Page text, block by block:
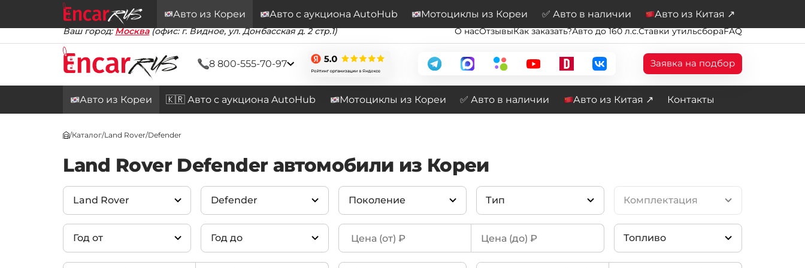
Подписывайтесь на наш канал
Ваш город:Москва (офис: г. Видное, ул. Донбасская д. 2 стр.1) О насОтзывыКак заказать?Авто до 160 л.с.Ставки утильсбораFAQ
8 800-555-70-97 Заявка на подбор
Авто из Кореи 🇰🇷 Авто с аукциона AutoHub Мотоциклы из Кореи ✅ Авто в наличии Авто из Китая ↗ Контакты
Авто из Кореи Авто с аукциона AutoHub Мотоциклы из Кореи ✅ Авто в наличии Авто из Китая ↗
/Каталог/Land Rover/Defender
Land Rover Defender автомобили из Кореи
Land Rover
Land Rover(125)
Defender
Range Rover(175)
Поколение
Defender L663 (2020-
2026)
Тип
110 P300 X-Dynamic SE(25)
Комплектация
Год от Год до Топливо